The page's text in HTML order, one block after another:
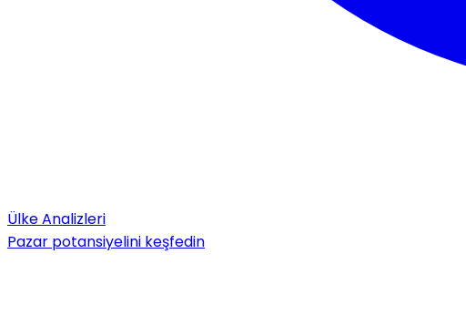
Ülke Analizleri
Pazar potansiyelini keşfedin